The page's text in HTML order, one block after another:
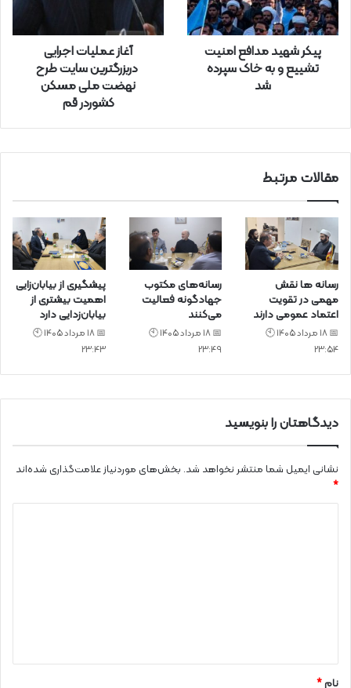
و
ا
ر
پیکر شهید مدافع امنیت
تشییع و به خاک سپرده
شد
آغاز عملیات اجرایی
دربزرگترین سایت طرح
نهضت ملی مسکن
کشوردر قم
مقالات مرتبط
رسانه ها نقش
مهمی در تقویت
اعتماد عمومی دارند
📅 18 مرداد 1405 🕙
23:54
رسانه‌های مکتوب
جهادگونه فعالیت
می‌کنند
📅 18 مرداد 1405 🕙
23:49
پیشگیری از بیابان‌زایی
اهمیت بیشتری از
بیابان‌زدایی دارد
📅 18 مرداد 1405 🕙
23:43
دیدگاهتان را بنویسید
نشانی ایمیل شما منتشر نخواهد شد. بخش‌های موردنیاز علامت‌گذاری شده‌اند
*
نام*